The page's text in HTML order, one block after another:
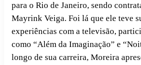
para o Rio de Janeiro, sendo
Mayrink Veiga. Foi lá que ele teve
experiências com a televisão,
como “Além da Imaginação” e
longo de sua carreira, Moreira